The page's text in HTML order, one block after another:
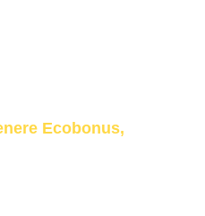
Ecobonus,